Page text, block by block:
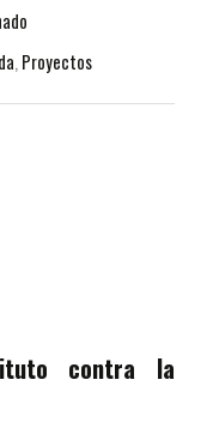
,Proyectos
contra la